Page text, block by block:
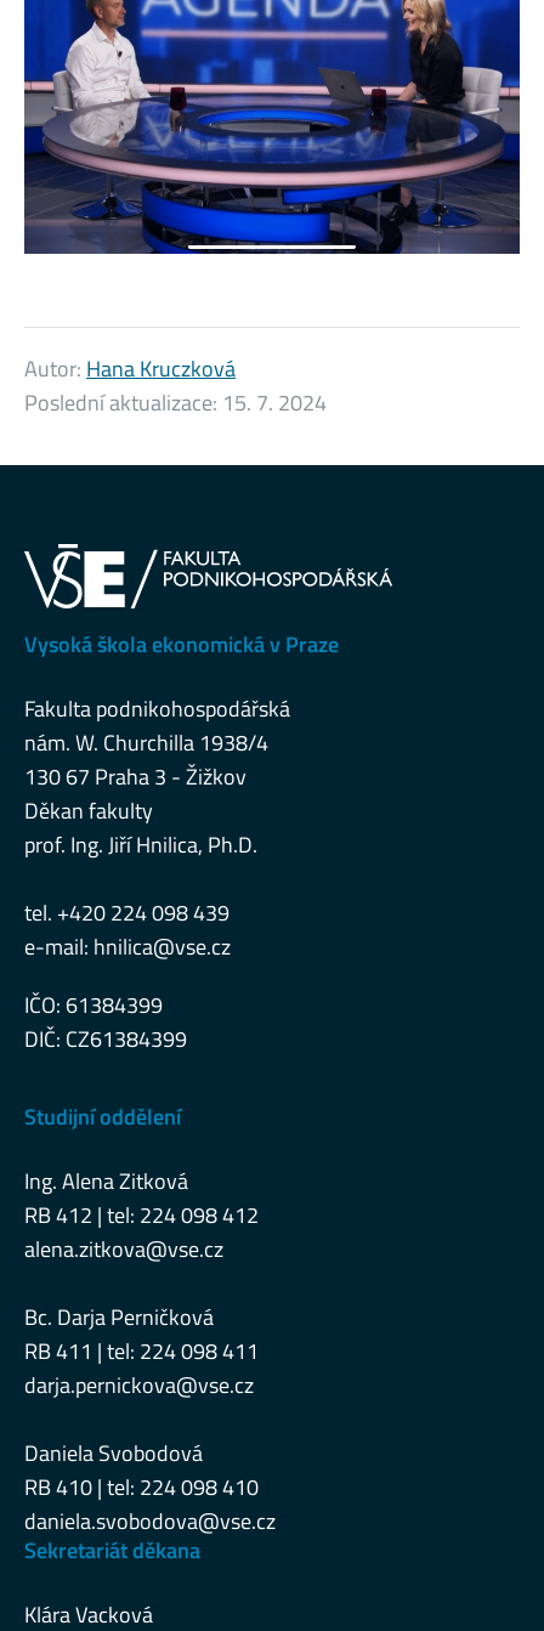
Autor: Hana Kruczková
Poslední aktualizace: 15. 7. 2024
Vysoká škola ekonomická v Praze
Fakulta podnikohospodářská
nám. W. Churchilla 1938/4
130 67 Praha 3 - Žižkov
Děkan fakulty
prof. Ing. Jiří Hnilica, Ph.D.
tel. +420 224 098 439
e-mail: hnilica@vse.cz
IČO: 61384399
DIČ: CZ61384399
Studijní oddělení
Ing. Alena Zitková
RB 412 | tel: 224 098 412
alena.zitkova@vse.cz
Bc. Darja Perničková
RB 411 | tel: 224 098 411
darja.pernickova@vse.cz
Daniela Svobodová
RB 410 | tel: 224 098 410
daniela.svobodova@vse.cz
Sekretariát děkana
Klára Vacková